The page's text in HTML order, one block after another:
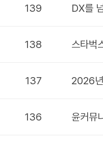
139 DX를
138 스타벅
137 2026
136 윤커뮤